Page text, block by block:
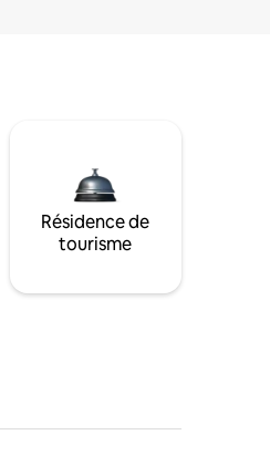
Résidence de
tourisme